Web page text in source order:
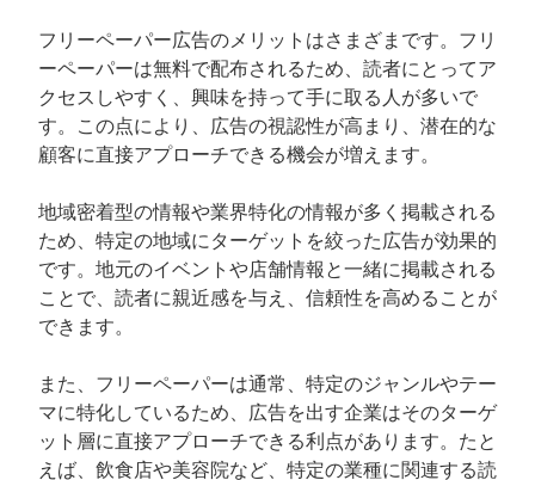
フリーペーパー広告のメリットはさまざまです。フリ
ーペーパーは無料で配布されるため、読者にとってア
クセスしやすく、興味を持って手に取る人が多いで
す。この点により、広告の視認性が高まり、潜在的な
顧客に直接アプローチできる機会が増えます。
地域密着型の情報や業界特化の情報が多く掲載される
ため、特定の地域にターゲットを絞った広告が効果的
です。地元のイベントや店舗情報と一緒に掲載される
ことで、読者に親近感を与え、信頼性を高めることが
できます。
また、フリーペーパーは通常、特定のジャンルやテー
マに特化しているため、広告を出す企業はそのターゲ
ット層に直接アプローチできる利点があります。たと
えば、飲食店や美容院など、特定の業種に関連する読